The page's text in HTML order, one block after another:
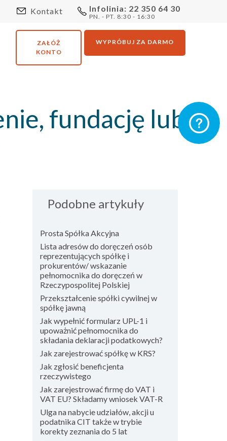
Infolinia: 22 350 64 30
PN. - PT. 8:30 - 16:30
Kontakt
WYPRÓBUJ ZA DARMO
ZAŁÓŻ
KONTO
fundację lub
Podobne artykuły
Prosta Spółka Akcyjna
Lista adresów do doręczeń osób
reprezentujących spółkę i
prokurentów/ wskazanie
pełnomocnika do doręczeń w
Rzeczypospolitej Polskiej
Przekształcenie spółki cywilnej w
spółkę jawną
Jak wypełnić formularz UPL-1 i
upoważnić pełnomocnika do
składania deklaracji podatkowych?
Jak zarejestrować spółkę w KRS?
Jak zgłosić beneficjenta
rzeczywistego
Jak zarejestrować firmę do VAT i
VAT EU? Składamy wniosek VAT-R
Ulga na nabycie udziałów, akcji u
podatnika CIT także w trybie
korekty zeznania do 5 lat